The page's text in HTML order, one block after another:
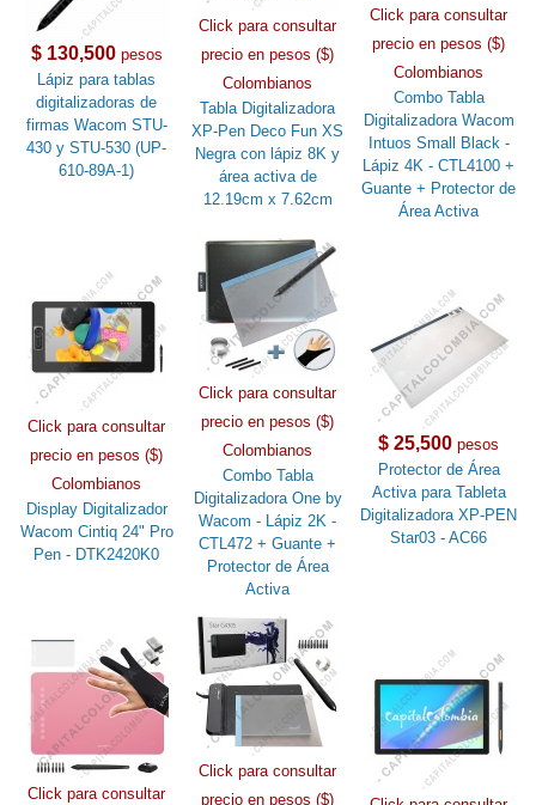
$ 130,500pesos
Lápiz para tablas
digitalizadoras de
firmas Wacom STU-
430 y STU-530 (UP-
610-89A-1)
Click para consultar
precio en pesos ($)
Colombianos
Tabla Digitalizadora
XP-Pen Deco Fun XS
Negra con lápiz 8K y
área activa de
12.19cm x 7.62cm
Click para consultar
precio en pesos ($)
Colombianos
Combo Tabla
Digitalizadora Wacom
Intuos Small Black -
Lápiz 4K - CTL4100 +
Guante + Protector de
Área Activa
Click para consultar
precio en pesos ($)
Colombianos
Display Digitalizador
Wacom Cintiq 24" Pro
Pen - DTK2420K0
Click para consultar
precio en pesos ($)
Colombianos
Combo Tabla
Digitalizadora One by
Wacom - Lápiz 2K -
CTL472 + Guante +
Protector de Área
Activa
$ 25,500 pesos
Protector de Área
Activa para Tableta
Digitalizadora XP-PEN
Star03 - AC66
Click para consultar
Click para consultar
precio en pesos ($)